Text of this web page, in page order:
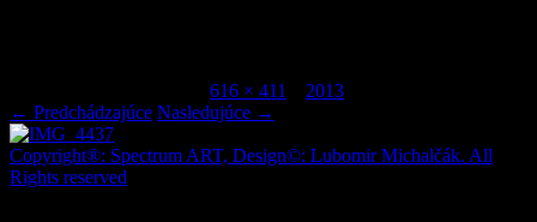
616 × 411 2013
← Predchádzajúce Nasledujúce →
Copyright®: Spectrum ART, Design©: Lubomir Michalčák. All
Rights reserved